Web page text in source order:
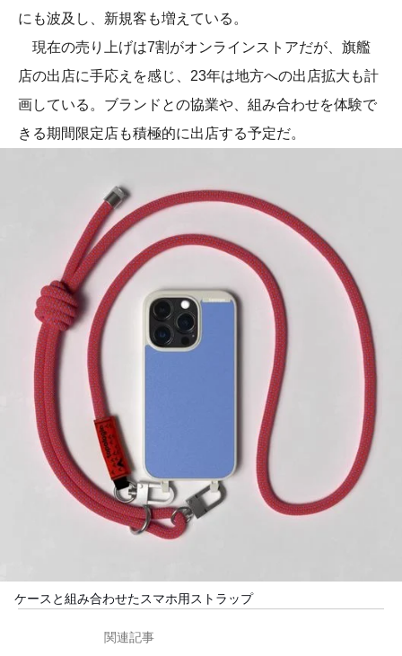
にも波及し、新規客も増えている。
現在の売り上げは7割がオンラインストアだが、旗艦
店の出店に手応えを感じ、23年は地方への出店拡大も計
画している。ブランドとの協業や、組み合わせを体験で
きる期間限定店も積極的に出店する予定だ。
ケースと組み合わせたスマホ用ストラップ
関連記事